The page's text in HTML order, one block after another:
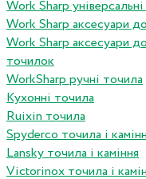
Work Sharp
Work Sharp аксесуари
Work Sharp аксесуари
точилок
WorkSharp ручні точила
Кухонні точила
Ruixin точила
Spyderco точила і
Lansky точила і каміння
Victorinox точила і